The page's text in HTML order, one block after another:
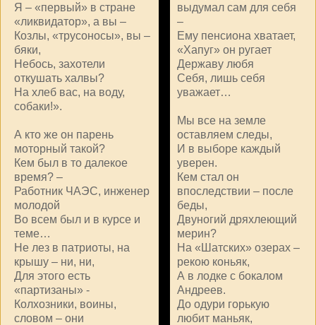
Я – «первый» в стране
«ликвидатор», а вы –
Козлы, «трусоносы», вы –
бяки,
Небось, захотели
откушать халвы?
На хлеб вас, на воду,
собаки!».
А кто же он парень
моторный такой?
Кем был в то далекое
время? –
Работник ЧАЭС, инженер
молодой
Во всем был и в курсе и
теме…
Не лез в патриоты, на
крышу – ни, ни,
Для этого есть
«партизаны» -
Колхозники, воины,
словом – они
выдумал сам для себя
–
Ему пенсиона хватает,
«Хапуг» он ругает
Державу любя
Себя, лишь себя
уважает…
Мы все на земле
оставляем следы,
И в выборе каждый
уверен.
Кем стал он
впоследствии – после
беды,
Двуногий дряхлеющий
мерин?
На «Шатских» озерах –
рекою коньяк,
А в лодке с бокалом
Андреев.
До одури горькую
любит маньяк,